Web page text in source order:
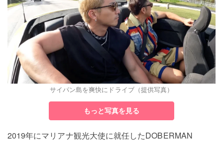
サイパン島を爽快にドライブ（提供写真）
もっと写真を見る
2019年にマリアナ観光大使に就任したDOBERMAN